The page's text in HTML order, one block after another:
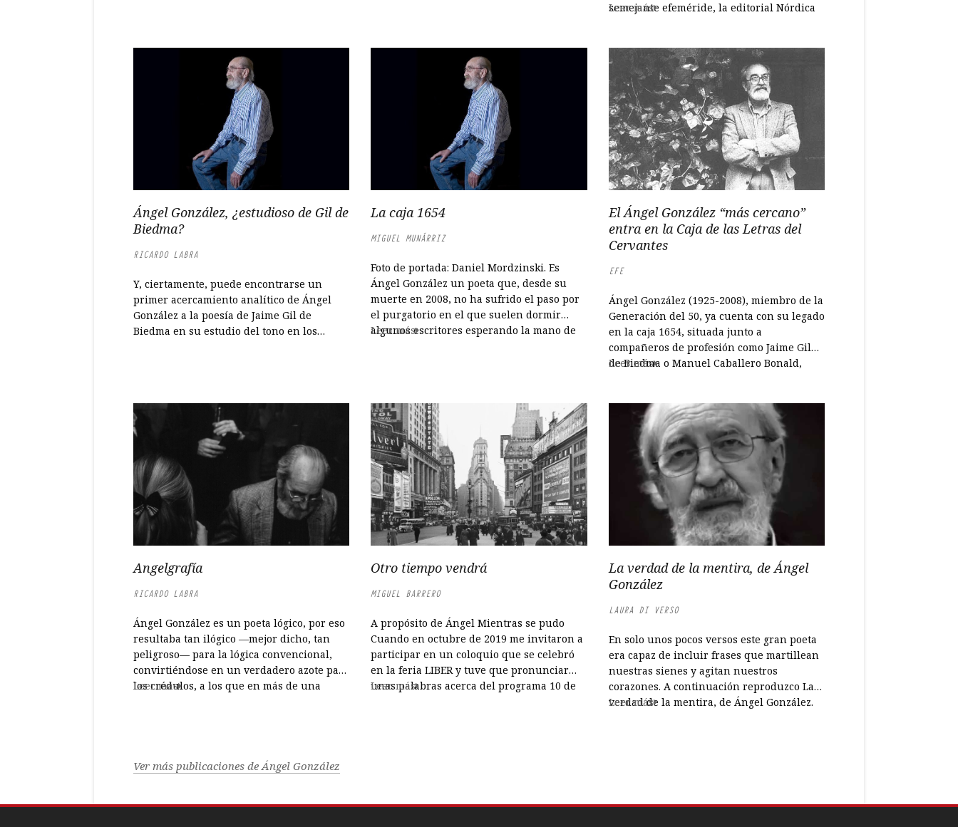
semejante efeméride, la editorial Nórdica
ilustraciones de Pablo Auladell. En Zenda
ofrecemos cinco poemas de Eso...
Leer más
Ángel González, ¿estudioso de Gil de
Biedma?
RICARDO LABRA
Y, ciertamente, puede encontrarse un
primer acercamiento analítico de Ángel
González a la poesía de Jaime Gil de
Biedma en su estudio del tono en los
La caja 1654
MIGUEL MUNÁRRIZ
Foto de portada: Daniel Mordzinski. Es
Ángel González un poeta que, desde su
muerte en 2008, no ha sufrido el paso por
el purgatorio en el que suelen dormir
algunos escritores esperando la mano de
Leer más
El Ángel González “más cercano”
entra en la Caja de las Letras del
Cervantes
EFE
Ángel González (1925-2008), miembro de la
Generación del 50, ya cuenta con su legado
en la caja 1654, situada junto a
compañeros de profesión como Jaime Gil
de Biedma o Manuel Caballero Bonald,
personal del asturiano. “Es un acto que a
mí me conmueve...
Leer más
Angelgrafía
RICARDO LABRA
Ángel González es un poeta lógico, por eso
resultaba tan ilógico —mejor dicho, tan
peligroso— para la lógica convencional,
convirtiéndose en un verdadero azote para
los crédulos, a los que en más de una
Leer más
Otro tiempo vendrá
MIGUEL BARRERO
A propósito de Ángel Mientras se pudo
Cuando en octubre de 2019 me invitaron a
participar en un coloquio que se celebró
en la feria LIBER y tuve que pronunciar
unas palabras acerca del programa 10 de
Leer más
La verdad de la mentira, de Ángel
González
LAURA DI VERSO
En solo unos pocos versos este gran poeta
era capaz de incluir frases que martillean
nuestras sienes y agitan nuestros
corazones. A continuación reproduzco La
verdad de la mentira, de Ángel González.
Leer más
Ver más publicaciones de Ángel González